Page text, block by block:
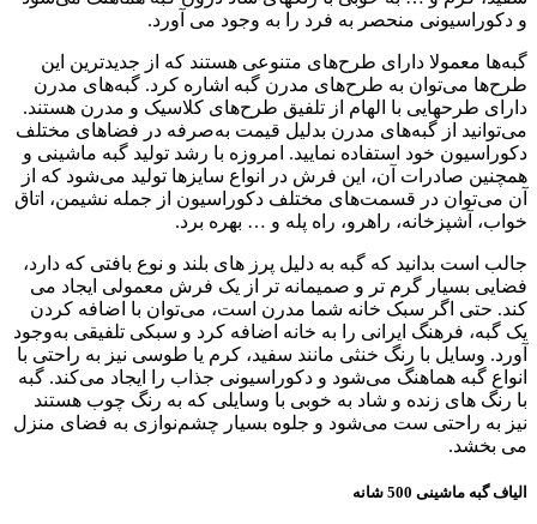
و دکوراسیونی منحصر به فرد را به وجود می آورد.
گبه‌ها معمولا دارای طرح‌های متنوعی هستند که از جدیدترین این
طرح‌ها می‌توان به طرح‌های مدرن گبه اشاره کرد. گبه‌های مدرن
دارای طرحهایی با الهام از تلفیق طرح‌های کلاسیک و مدرن هستند.
می‌توانید از گبه‌های مدرن بدلیل قیمت به‌صرفه در فضاهای مختلف
دکوراسیون خود استفاده نمایید. امروزه با رشد تولید گبه ماشینی و
همچنین صادرات آن، این فرش در انواع سایز‌ها تولید می‌شود که از
آن می‌توان در قسمت‌های مختلف دکوراسیون از جمله نشیمن، اتاق
خواب، آشپزخانه، راهرو، راه پله و … بهره برد.
جالب است بدانید که گبه به دلیل پرز های بلند و نوع بافتی که دارد،
فضایی بسیار گرم تر و صمیمانه تر از یک فرش معمولی ایجاد می
کند. حتی اگر سبک خانه شما مدرن است، می‌توان با اضافه کردن
یک گبه، فرهنگ ایرانی را به خانه اضافه کرد و سبکی تلفیقی به‌وجود
آورد. وسایل با رنگ خنثی مانند سفید، کرم یا طوسی نیز به راحتی با
انواع گبه هماهنگ می‌شود و دکوراسیونی جذاب را ایجاد می‌کند. گبه
با رنگ های زنده و شاد به خوبی با وسایلی که به رنگ چوب هستند
نیز به راحتی ست می‌شود و جلوه بسیار چشم‌نوازی به فضای منزل
می بخشد.
الياف گبه ماشینی 500 شانه